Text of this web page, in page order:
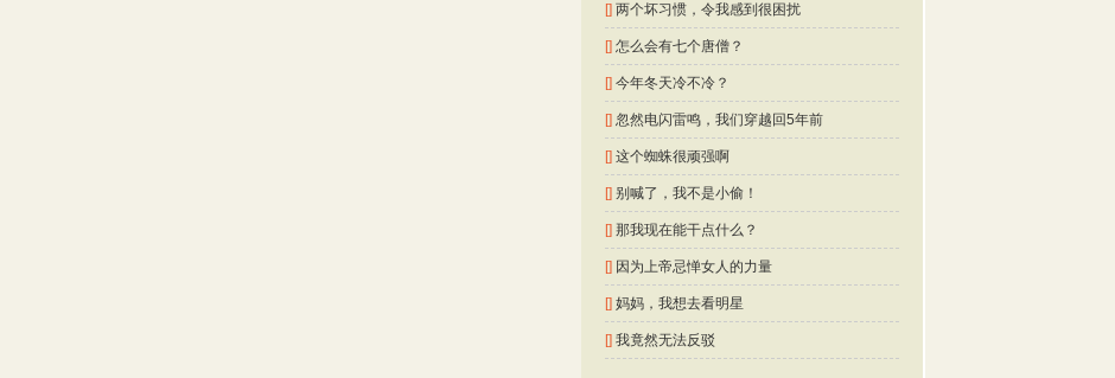
[] 两个坏习惯，令我感到很困扰
[] 怎么会有七个唐僧？
[] 今年冬天冷不冷？
[] 忽然电闪雷鸣，我们穿越回5年前
[] 这个蜘蛛很顽强啊
[] 别喊了，我不是小偷！
[] 那我现在能干点什么？
[] 因为上帝忌惮女人的力量
[] 妈妈，我想去看明星
[] 我竟然无法反驳